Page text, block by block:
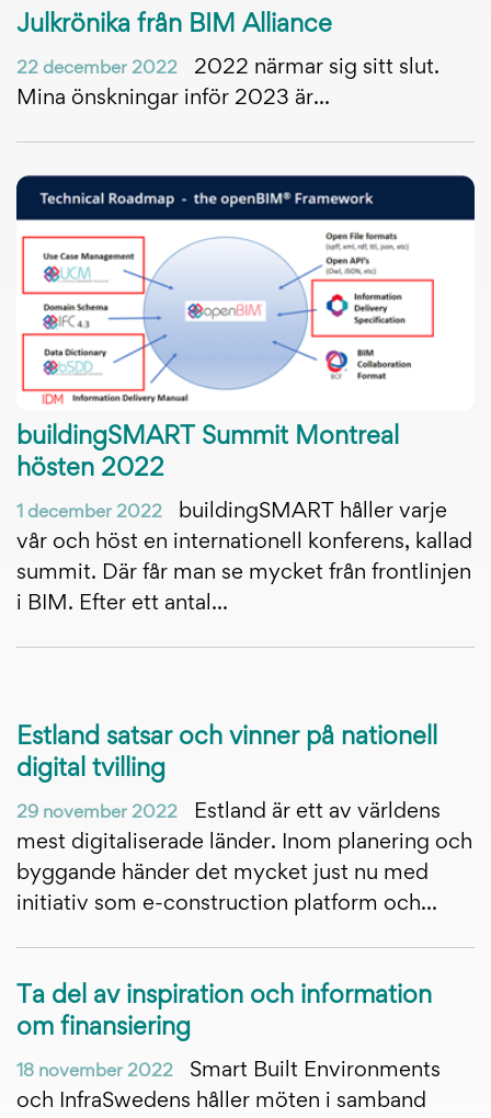
Julkrönika från BIM Alliance
22 december 2022
2022 närmar sig sitt slut.
Mina önskningar inför 2023 är...
buildingSMART Summit Montreal
hösten 2022
1 december 2022
buildingSMART håller varje
vår och höst en internationell konferens, kallad
summit. Där får man se mycket från frontlinjen
i BIM. Efter ett antal...
Estland satsar och vinner på nationell
digital tvilling
29 november 2022
Estland är ett av världens
mest digitaliserade länder. Inom planering och
byggande händer det mycket just nu med
initiativ som e-construction platform och...
Ta del av inspiration och information
om finansiering
18 november 2022
Smart Built Environments
och InfraSwedens håller möten i samband